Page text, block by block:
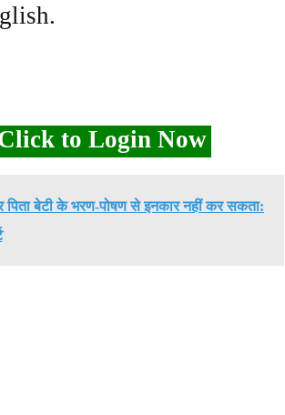
to Login Now
पिता बेटी के भरण-पोषण से इनकार नहीं कर सकता: